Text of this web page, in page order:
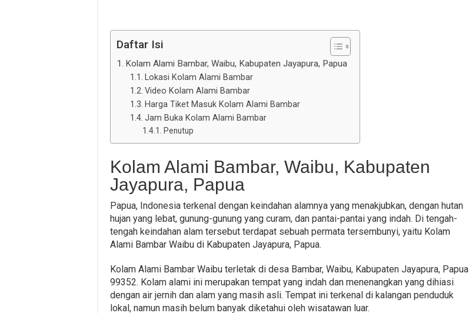
Daftar Isi
Kolam Alami Bambar, Waibu, Kabupaten Jayapura, Papua
Lokasi Kolam Alami Bambar
Video Kolam Alami Bambar
Harga Tiket Masuk Kolam Alami Bambar
Jam Buka Kolam Alami Bambar
Penutup
Kolam Alami Bambar, Waibu, Kabupaten
Jayapura, Papua
Papua, Indonesia terkenal dengan keindahan alamnya yang menakjubkan, dengan hutan
hujan yang lebat, gunung-gunung yang curam, dan pantai-pantai yang indah. Di tengah-
tengah keindahan alam tersebut terdapat sebuah permata tersembunyi, yaitu Kolam
Alami Bambar Waibu di Kabupaten Jayapura, Papua.
Kolam Alami Bambar Waibu terletak di desa Bambar, Waibu, Kabupaten Jayapura, Papua
99352. Kolam alami ini merupakan tempat yang indah dan menenangkan yang dihiasi
dengan air jernih dan alam yang masih asli. Tempat ini terkenal di kalangan penduduk
lokal, namun masih belum banyak diketahui oleh wisatawan luar.